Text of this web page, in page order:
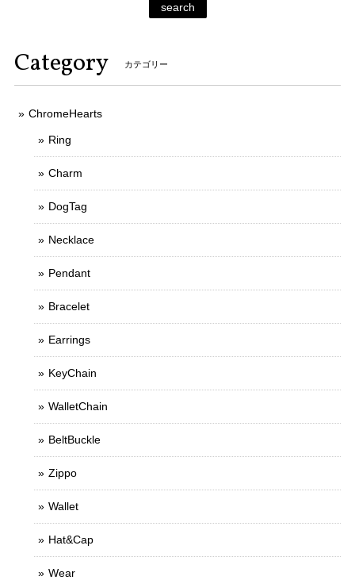
search
Category カテゴリー
ChromeHearts
Ring
Charm
DogTag
Necklace
Pendant
Bracelet
Earrings
KeyChain
WalletChain
BeltBuckle
Zippo
Wallet
Hat&Cap
Wear